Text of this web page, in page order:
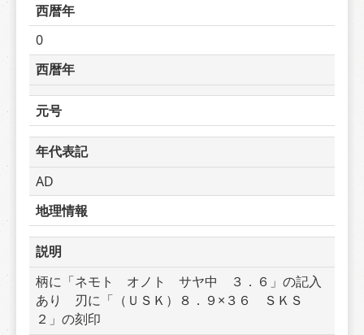
西暦年
0
西暦年
元号
年代表記
AD
地理情報
説明
柄に「ネモト　オノト　サヤ中　３．６」の記入
あり　刃に「（ＵＳＫ）８．９×３６　ＳＫＳ
２」の刻印